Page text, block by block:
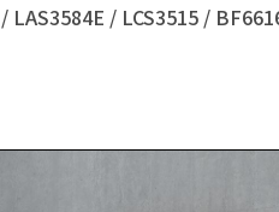
LAS3584E / LCS3515 /